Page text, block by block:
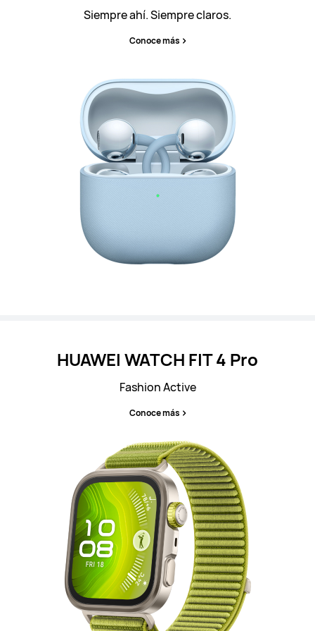
Siempre ahí. Siempre claros.
Conoce más
HUAWEI WATCH FIT 4 Pro
Fashion Active
Conoce más